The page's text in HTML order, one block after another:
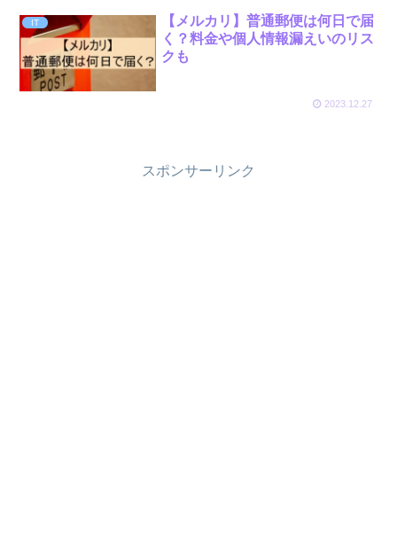
IT
【メルカリ】普通郵便は何日で届
く？料金や個人情報漏えいのリス
クも
2023.12.27
スポンサーリンク